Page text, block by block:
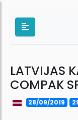
LATVIJAS
COMPAK
28/09/2019